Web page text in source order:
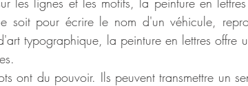
soit pour écrire le nom d'un véhicule,
typographique, la peinture en lettres offre
ont du pouvoir. Ils peuvent transmettre un